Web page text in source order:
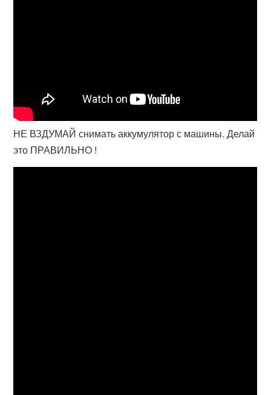
НЕ ВЗДУМАЙ снимать аккумулятор с машины. Делай
это ПРАВИЛЬНО !